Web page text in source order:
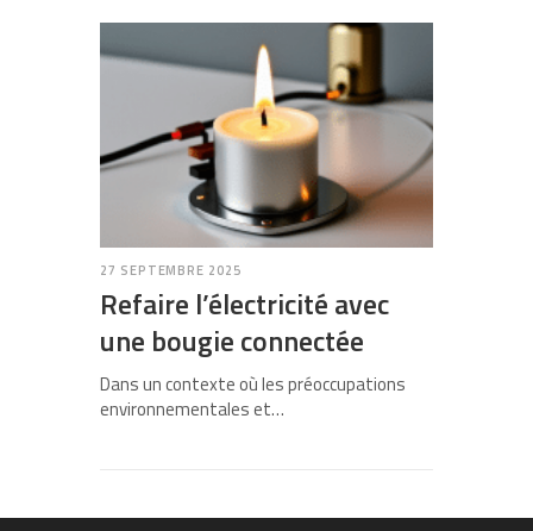
27 SEPTEMBRE 2025
Refaire l’électricité avec
une bougie connectée
Dans un contexte où les préoccupations
environnementales et…